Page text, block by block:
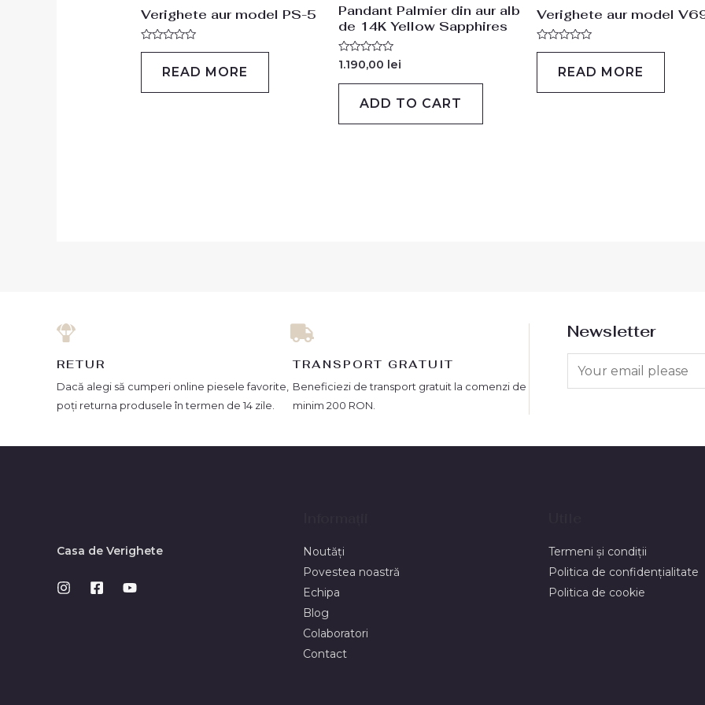
Verighete aur model PS-5
Rated
5
READ MORE
Pandant Palmier din aur alb
de 14K Yellow Sapphires
Rated
0
out
1.190,00 lei
ADD TO CART
Verighete aur model
Rated
5
READ MORE
RETUR
Dacă alegi să cumperi online piesele favorite,
poți returna produsele în termen de 14 zile.
TRANSPORT GRATUIT
Beneficiezi de transport gratuit la comenzi de
minim 200 RON.
Newsletter
Casa de Verighete
Noutăți
Povestea noastră
Echipa
Blog
Colaboratori
Contact
Termeni și condiții
Politica de confidențialitate
Politica de cookie